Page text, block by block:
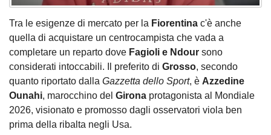
Tra le esigenze di mercato per la Fiorentina c'è anche
quella di acquistare un centrocampista che vada a
completare un reparto dove Fagioli e Ndour sono
considerati intoccabili. Il preferito di Grosso, secondo
quanto riportato dalla Gazzetta dello Sport, è Azzedine
Ounahi, marocchino del Girona protagonista al Mondiale
2026, visionato e promosso dagli osservatori viola ben
prima della ribalta negli Usa.